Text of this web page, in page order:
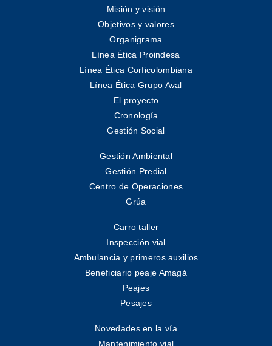
Misión y visión
Objetivos y valores
Organigrama
Línea Ética Proindesa
Línea Ética Corficolombiana
Línea Ética Grupo Aval
El proyecto
Cronología
Gestión Social
Gestión Ambiental
Gestión Predial
Centro de Operaciones
Grúa
Carro taller
Inspección vial
Ambulancia y primeros auxilios
Beneficiario peaje Amagá
Peajes
Pesajes
Novedades en la vía
Mantenimiento vial